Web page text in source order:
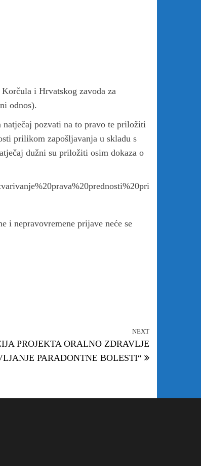
i Hrvatskog zavoda za
odnos).
pozvati na to pravo te priložiti
prilikom zapošljavanja u skladu s
dužni su priložiti osim dokaza o
i nepravovremene prijave neće se
NEXT
PROJEKTA ORALNO ZDRAVLJE
PARADONTNE BOLESTI“